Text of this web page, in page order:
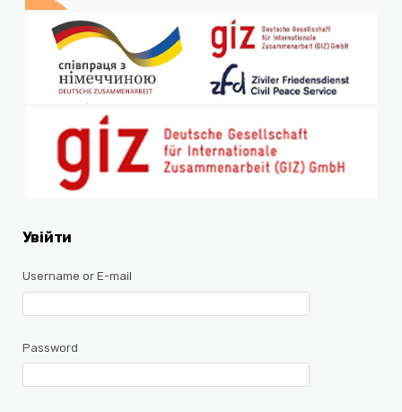
Увійти
Username or E-mail
Password